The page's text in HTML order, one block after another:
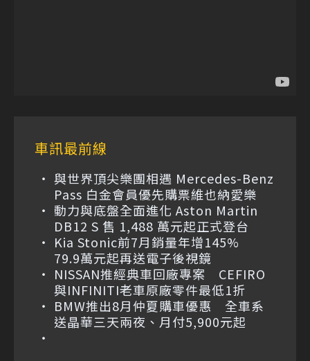
車訊最前線
與世界頂尖樂團相遇 Mercedes-Benz
Pass 白金會員優先購票維也納愛樂
動力與底盤全面進化 Aston Martin
DB12 S 售 1,488 萬元起正式登台
Kia Stonic前7月銷量年增145%
79.9萬元起再送電子後視鏡
NISSAN推經典車回廠專案 CEFIRO
與INFINITI老車原廠零件最低1折
BMW推出8月仲夏購車優惠 全車系
送晶華三天兩夜、月付5,900元起